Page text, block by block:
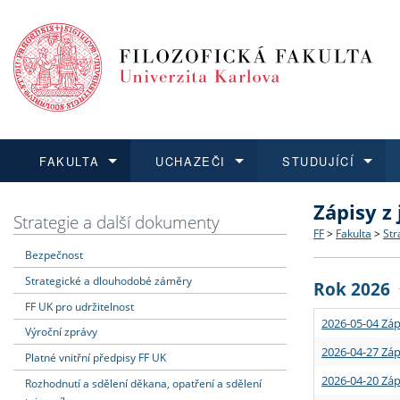
FAKULTA
Dozvědět se více
Struktura
Strategie
Podpora
UCHAZEČI
Podat přihlášku
Co
Učitelské
STUDUJÍCÍ
Dozvědět se více
Rigorózní
Dozvědět se více
O vědě a
Granty a
Dozvědět se více
Aktuální
Strategie a další dokumenty
Bezpečnost
Strategické a dlouhodobé záměry
FF UK pro udržitelnost
Výroční zprávy
Platné vnitřní předpisy FF UK
Rozhodnutí a sdělení děkana, opatření a sdělení
Zápisy
FF > Fakulta >
Rok 2026
2026-05-04
2026-04-27
2026-04-20